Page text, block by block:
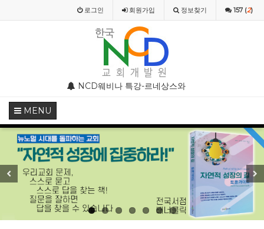
로그인 회원가입 정보찾기 157 (2)
NCD웨비나(WEBINAR) 2020 4월 특별 강의
MENU
Next